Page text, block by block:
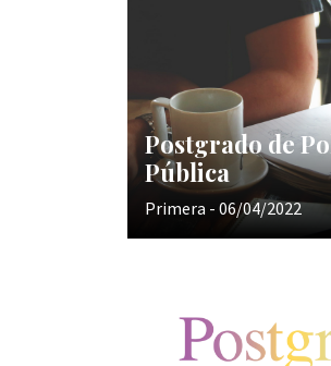
Postgrado de
Pública
Primera - 06/04/2022